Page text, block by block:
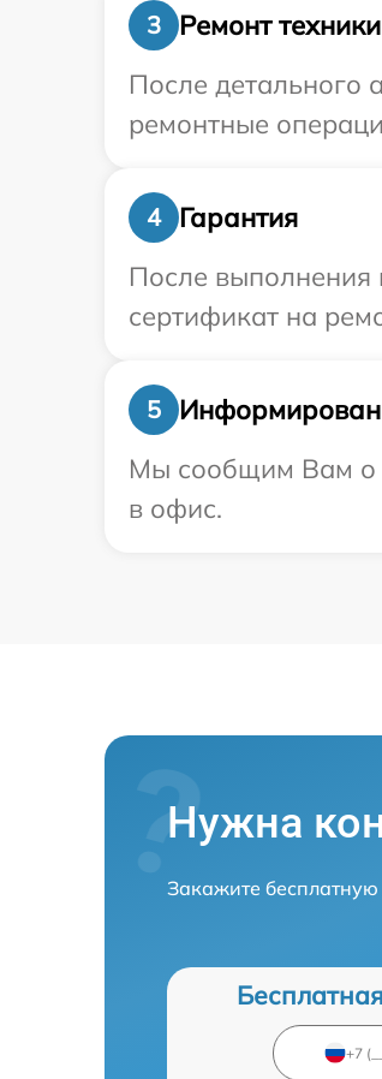
3
Ремонт техники
После детального
ремонтные
4
Гарантия
После выполнения
сертификат на
5
Мы сообщим Вам о
в офис.
Нужна
Закажите